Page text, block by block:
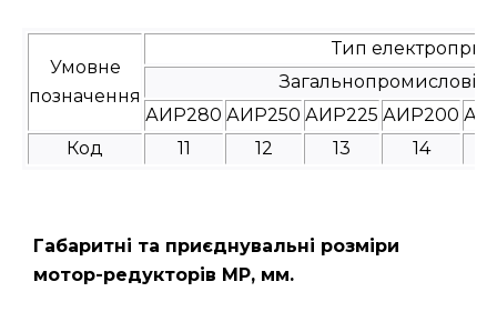
Умовне
позначення
Тип
Загальнопромислові
АИР280 АИР250 АИР225 АИР200
Код
11 12 13 14
Габаритні та приєднувальні розміри
мотор-редукторів МР, мм.